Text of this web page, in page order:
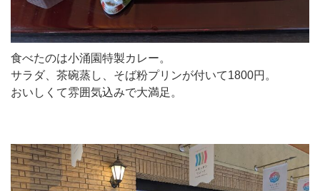
食べたのは小涌園特製カレー。
サラダ、茶碗蒸し、そば粉プリンが付いて1800円。
おいしくて雰囲気込みで大満足。